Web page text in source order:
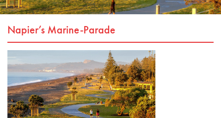
Napier’s Marine-Parade